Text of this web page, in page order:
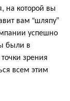
на которой вы
вам “шляпу”
успешно
были в
зрения
всем этим